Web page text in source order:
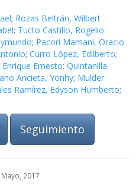
; Rozas Beltrán, Wilbert
; Tucto Castillo, Rogelio
; Pacori Mamani, Oracio
; Curro López, Edilberto;
Ernesto; Quintanilla
Ancieta, Yonhy; Mulder
Ramírez, Edyson Humberto;
Seguimiento
2017